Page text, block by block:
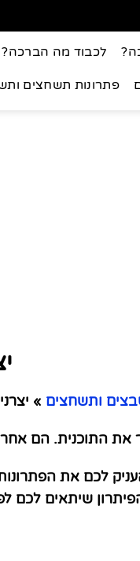
לכבוד מה הברכה?
פתרונות תשחצים
ותשחצים »
התוכנית. הם
לכם את
שיתאים